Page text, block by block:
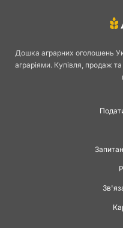
Кабачки залишаються однією
вкладені кошти. Можливість
ціною робить культуру
великих агропідприємств.
Дошка аграрних оголошень
аграріями. Купівля, продаж та